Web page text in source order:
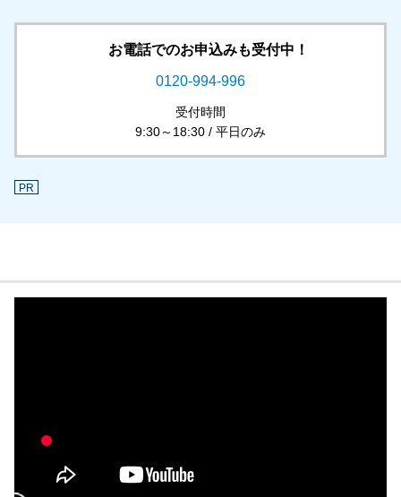
お電話でのお申込みも受付中！
0120-994-996
受付時間
9:30～18:30 / 平日のみ
PR